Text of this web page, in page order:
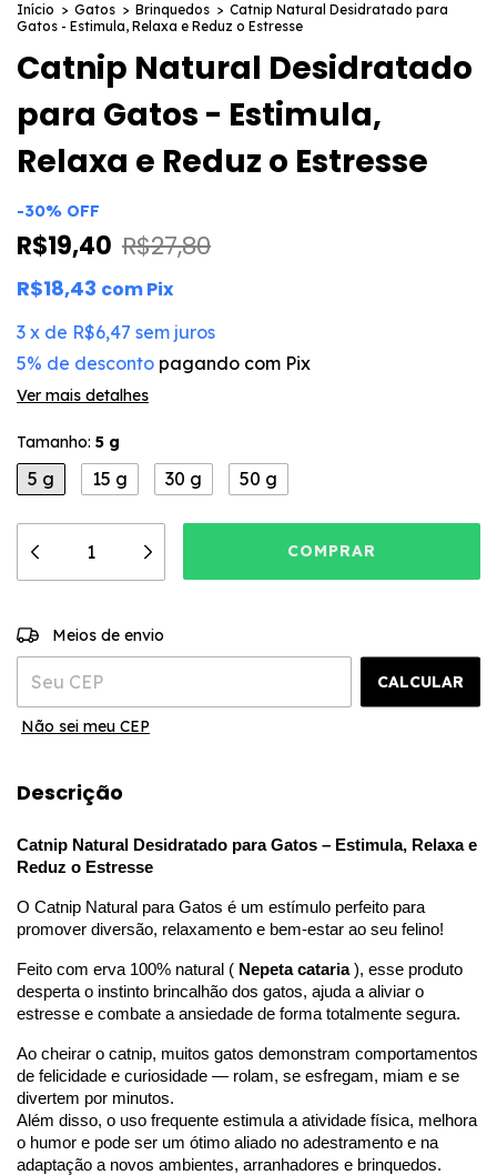
Início > Gatos > Brinquedos > Catnip Natural Desidratado para
Gatos - Estimula, Relaxa e Reduz o Estresse
Catnip Natural Desidratado
para Gatos - Estimula,
Relaxa e Reduz o Estresse
-30% OFF
R$19,40 R$27,80
R$18,43 comPix
3 x de R$6,47 sem juros
5% de desconto pagando com Pix
Ver mais detalhes
Tamanho: 5 g
5 g 15 g 30 g 50 g
Entregas para o CEP:
Meios de envio
CALCULAR
Não sei meu CEP
Descrição
Catnip Natural Desidratado para Gatos – Estimula, Relaxa e
Reduz o Estresse
O Catnip Natural para Gatos é um estímulo perfeito para
promover diversão, relaxamento e bem-estar ao seu felino!
Feito com erva 100% natural ( Nepeta cataria), esse produto
desperta o instinto brincalhão dos gatos, ajuda a aliviar o
estresse e combate a ansiedade de forma totalmente segura.
Ao cheirar o catnip, muitos gatos demonstram comportamentos
de felicidade e curiosidade — rolam, se esfregam, miam e se
divertem por minutos.
Além disso, o uso frequente estimula a atividade física, melhora
o humor e pode ser um ótimo aliado no adestramento e na
adaptação a novos ambientes, arranhadores e brinquedos.